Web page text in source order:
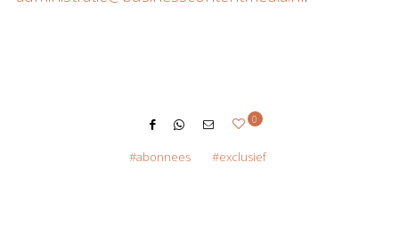
0
abonnees exclusief